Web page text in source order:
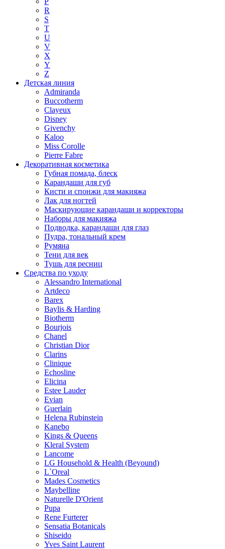
R
S
T
U
V
X
Y
Z
Детская линия
Admiranda
Buccotherm
Clayeux
Disney
Givenchy
Kaloo
Miss Corolle
Pierre Fabre
Декоративная косметика
Губная помада, блеск
Карандаши для губ
Кисти и спонжи для макияжа
Лак для ногтей
Маскирующие карандаши и корректоры
Наборы для макияжа
Подводка, карандаши для глаз
Пудра, тональный крем
Румяна
Тени для век
Тушь для ресниц
Средства по уходу
Alessandro International
Artdeco
Barex
Baylis & Harding
Biotherm
Bourjois
Chanel
Christian Dior
Clarins
Clinique
Echosline
Elicina
Estee Lauder
Evian
Guerlain
Helena Rubinstein
Kanebo
Kings & Queens
Kleral System
Lancome
LG Household & Health (Beyound)
L`Oreal
Mades Cosmetics
Maybelline
Naturelle D'Orient
Pupa
Rene Furterer
Sensatia Botanicals
Shiseido
Yves Saint Laurent